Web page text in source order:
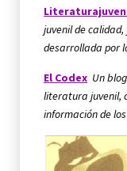
juvenil de
desarrollada por
El Codex Un
literatura juvenil,
información de